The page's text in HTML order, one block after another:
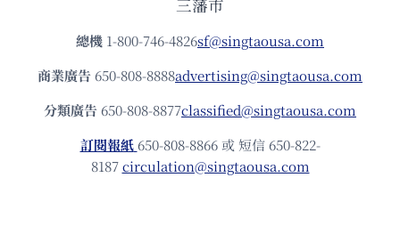
三藩市
總機 1-800-746-4826sf@singtaousa.com
商業廣告 650-808-8888advertising@singtaousa.com
分類廣告 650-808-8877classified@singtaousa.com
訂閱報紙 650-808-8866 或 短信 650-822-
8187circulation@singtaousa.com